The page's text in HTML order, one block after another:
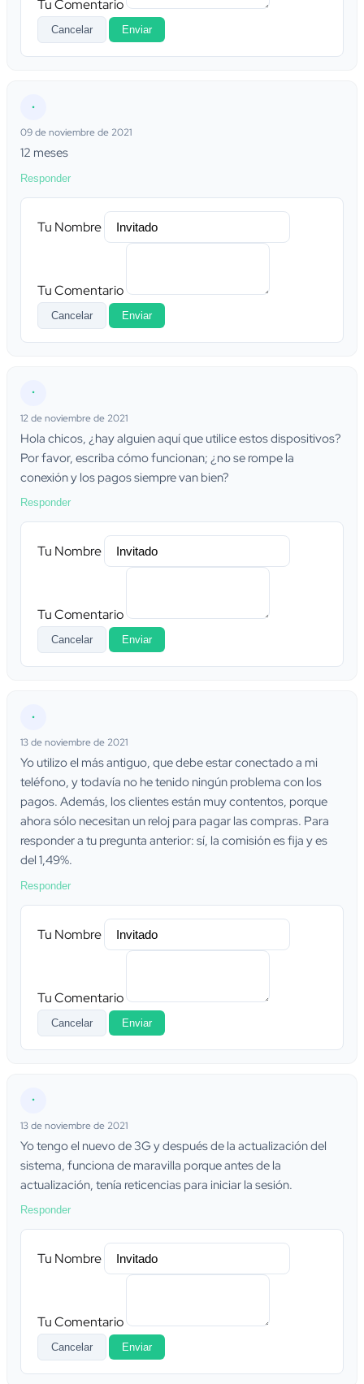
Tu Comentario
Cancelar Enviar
•
09 de noviembre de 2021
12 meses
Responder
Tu Nombre
Tu Comentario
Cancelar Enviar
•
12 de noviembre de 2021
Hola chicos, ¿hay alguien aquí que utilice estos dispositivos?
Por favor, escriba cómo funcionan; ¿no se rompe la
conexión y los pagos siempre van bien?
Responder
Tu Nombre
Tu Comentario
Cancelar Enviar
•
13 de noviembre de 2021
Yo utilizo el más antiguo, que debe estar conectado a mi
teléfono, y todavía no he tenido ningún problema con los
pagos. Además, los clientes están muy contentos, porque
ahora sólo necesitan un reloj para pagar las compras. Para
responder a tu pregunta anterior: sí, la comisión es fija y es
del 1,49%.
Responder
Tu Nombre
Tu Comentario
Cancelar Enviar
•
13 de noviembre de 2021
Yo tengo el nuevo de 3G y después de la actualización del
sistema, funciona de maravilla porque antes de la
actualización, tenía reticencias para iniciar la sesión.
Responder
Tu Nombre
Tu Comentario
Cancelar Enviar